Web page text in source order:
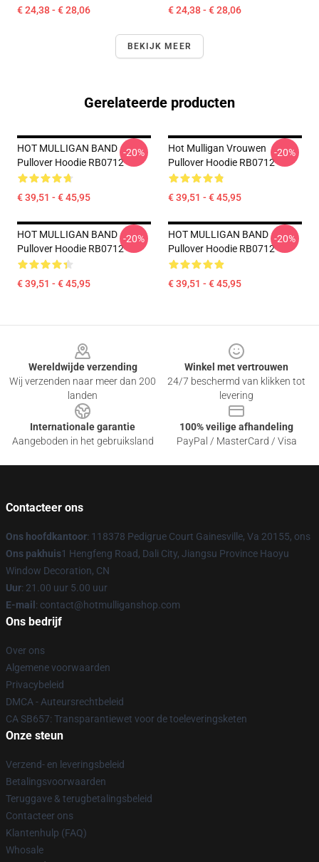
€ 24,38 - € 28,06 € 24,38 - € 28,06
BEKIJK MEER
Gerelateerde producten
HOT MULLIGAN BAND
Pullover Hoodie RB0712
€ 39,51 - € 45,95
-20%
Hot Mulligan Vrouwen
Pullover Hoodie RB0712
€ 39,51 - € 45,95
-20%
HOT MULLIGAN BAND
Pullover Hoodie RB0712
€ 39,51 - € 45,95
-20%
HOT MULLIGAN BAND
Pullover Hoodie RB0712
€ 39,51 - € 45,95
-20%
Wereldwijde verzending
Wij verzenden naar meer dan 200
landen
Winkel met vertrouwen
24/7 beschermd van klikken tot
levering
Internationale garantie
Aangeboden in het gebruiksland
100% veilige afhandeling
PayPal / MasterCard / Visa
Contacteer ons
Ons hoofdkantoor: 118378 Pedigrue Court Gainesville, Va 20155, ons
Ons pakhuis1 Hengfeng Road, Dali City, Jiangsu Province Haoyu
Window Decoration, CN
Uur: 21.00 uur 5.00 uur
E-mail : contact@hotmulliganshop.com
Ons bedrijf
Over ons
Algemene voorwaarden
Privacybeleid
DMCA - Auteursrechtbeleid
CA SB657: Transparantiewet voor de toeleveringsketen
Onze steun
Verzend- en leveringsbeleid
Betalingsvoorwaarden
Teruggave & terugbetalingsbeleid
Contacteer ons
Klantenhulp (FAQ)
Whosale